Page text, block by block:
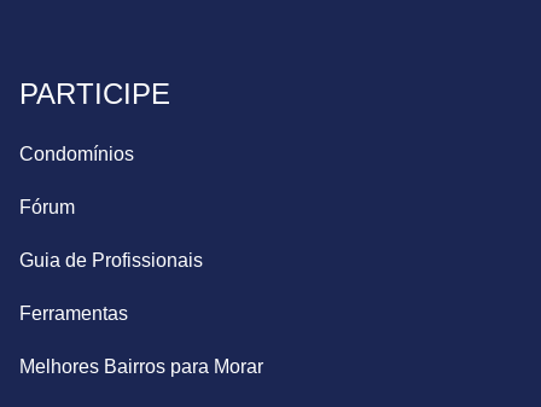
PARTICIPE
Condomínios
Fórum
Guia de Profissionais
Ferramentas
Melhores Bairros para Morar